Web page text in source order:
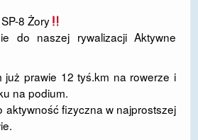
8 Żory
do naszej rywalizacji Aktywne
już prawie 12 tyś.km na rowerze i
na podium.
aktywność fizyczna w najprostszej